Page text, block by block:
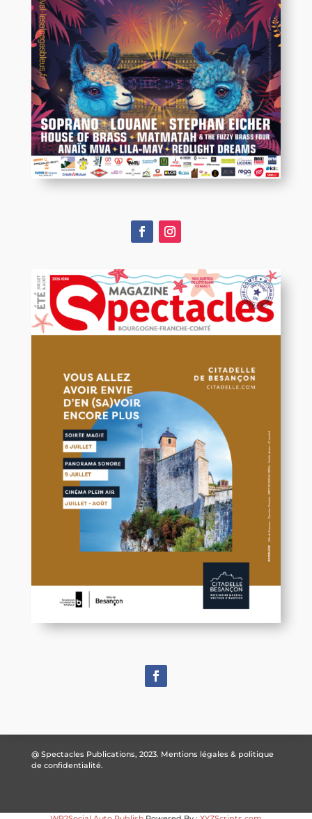
@ Spectacles Publications, 2023. Mentions légales & politique
de confidentialité.